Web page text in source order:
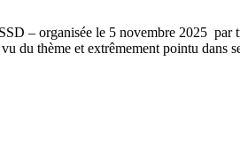
– organisée le 5 novembre 2025 par
du thème et extrêmement pointu dans